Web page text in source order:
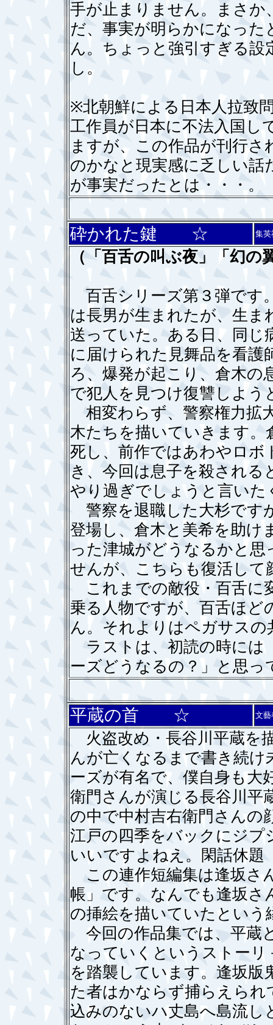
手が止まりません。まさ
だ、事実が明らかになっ
ん。ちょっと強引すぎる
し。
※北朝鮮による日本人拉致
工作員が日本に不法入国し
ますが、この作品が刊行
のかなと現実感に乏しい
が事実だったとは・・・。
砕かれた鍵 ☆ 集英
（「百舌の叫ぶ夜」「幻
百舌シリーズ第３弾です
は長男が生まれたが、生ま
送っていた。ある日、同じ
に届けられた見舞品を看護
ろ、爆発が起こり、倉木の
で犯人を見つけ復讐しよう
相変わらず、警察権力拡
木たちを描いていきます。
死し、前作ではあわやロ
き、今回は息子を殺され
やり過ぎでしょうと言い
警察を退職した大杉です
登場し、倉木と美希を助け
った津城がどうなるかと
せんが、こちらも復活して
これまでの敵役・百舌に
乗る人物ですが、百舌ほど
ん。それよりはペガサス
ラストは、初読の時には
ーズどうなるの？」と思
平蔵の首 ☆ 文藝
火盗改め・長谷川平蔵を
んが亡くなるまで書き続け
ーズが有名で、僕自身も大
衛門さんが演じる長谷川平
の中で中村吉右衛門さんの
江戸の四季をバックにジプ
いいですよねえ。閑話休題
この連作短編集は逢坂さ
帳」です。なんでも逢坂さ
の挿絵を描いていたという
今回の作品集では、平蔵
なっていくというストー
を踏襲しています。逢坂版
た者はかならず捕らえら
込みのないハ丈島へ島流し